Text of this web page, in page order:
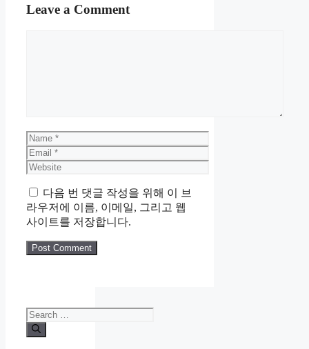
Leave a Comment
Name
Email
Website
다음 번 댓글 작성을 위해 이 브
라우저에 이름, 이메일, 그리고 웹
사이트를 저장합니다.
Search
for: